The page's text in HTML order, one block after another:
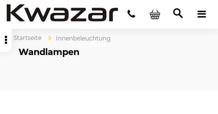
Startseite Innenbeleuchtung
Wandlampen